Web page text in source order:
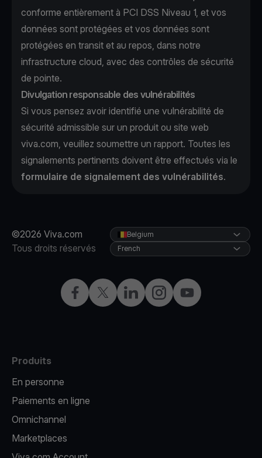
conforme entièrement à PCI DSS Niveau 1, et vos
données sont protégées et vos données sont
protégées en transit et au repos, dans notre
infrastructure cloud, avec des contrôles de sécurité
de pointe.
Divulgation responsable des vulnérabilités
Si vous pensez avoir identifié une vulnérabilité de
sécurité admissible sur un produit ou site web
viva.com, veuillez soumettre un rapport. Toutes les
signalements pertinents doivent être effectués via le
formulaire de signalement des vulnérabilités.
©2026 Viva.com
Tous droits réservés
Facebook
X LinkedInInstagramYouTube
Belgium
French
Produits
En personne
Paiements en ligne
Omnichannel
Marketplaces